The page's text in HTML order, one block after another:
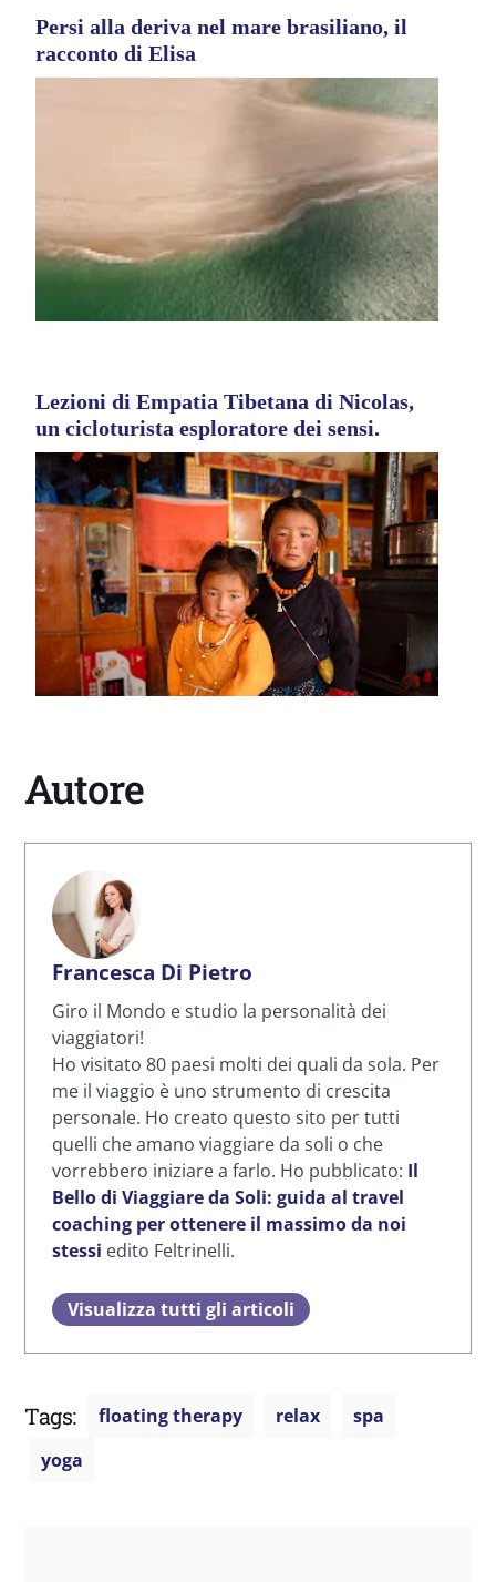
Persi alla deriva nel mare brasiliano, il
racconto di Elisa
Lezioni di Empatia Tibetana di Nicolas,
un cicloturista esploratore dei sensi.
Autore
Francesca Di Pietro
Giro il Mondo e studio la personalità dei
viaggiatori!
Ho visitato 80 paesi molti dei quali da sola. Per
me il viaggio è uno strumento di crescita
personale. Ho creato questo sito per tutti
quelli che amano viaggiare da soli o che
vorrebbero iniziare a farlo. Ho pubblicato: Il
Bello di Viaggiare da Soli: guida al travel
coaching per ottenere il massimo da noi
stessi edito Feltrinelli.
Visualizza tutti gli articoli
Tags: floating therapy relax
spa
yoga